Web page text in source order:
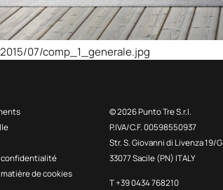
07/comp_1_generale.jpg
de cookies
© 2026 Punto Tre S.r.l.
P.IVA/C.F. 00598550937
Str. S. Giovanni di Livenza 19/G
33077 Sacile (PN) ITALY
T +39 0434 768210